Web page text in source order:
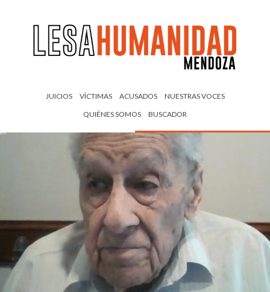
JUICIOS VÍCTIMAS ACUSADOS
NUESTRAS VOCES
QUIÉNES SOMOS
BUSCADOR